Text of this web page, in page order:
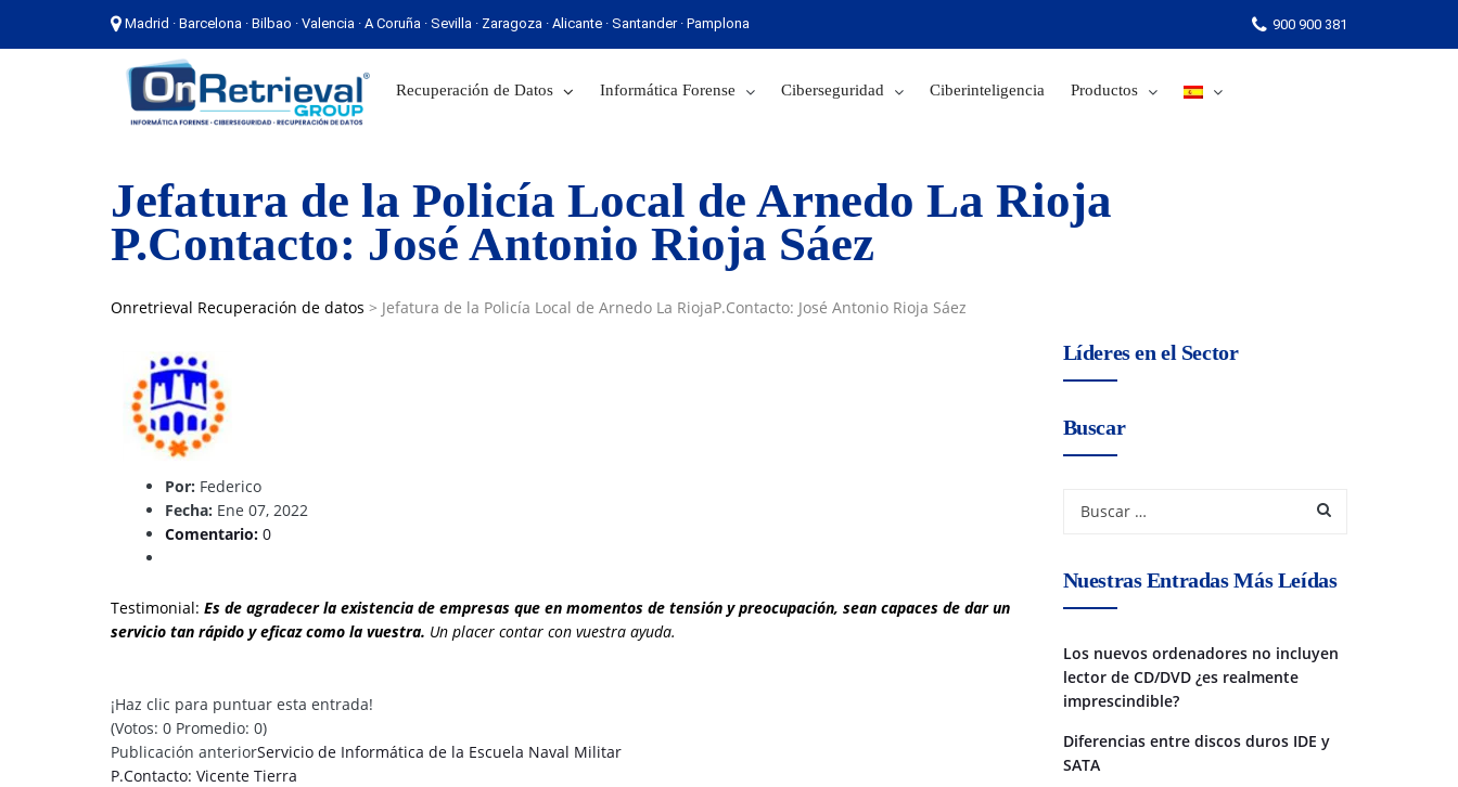
Madrid · Barcelona · Bilbao · Valencia · A Coruña · Sevilla · Zaragoza · Alicante · Santander · Pamplona 900 900 381
Recuperación de Datos Informática Forense Ciberseguridad Ciberinteligencia Productos
Madrid · Barcelona · Bilbao · Valencia · A Coruña · Sevilla · Zaragoza · Alicante · Santander · Pamplona
Jefatura de la Policía Local de Arnedo La Rioja
P.Contacto: José Antonio Rioja Sáez
Onretrieval Recuperación de datos > Jefatura de la Policía Local de Arnedo La RiojaP.Contacto: José Antonio Rioja Sáez
Por: Federico
Fecha: Ene 07, 2022
Comentario: 0
Testimonial: Es de agradecer la existencia de empresas que en momentos de tensión y preocupación, sean capaces de dar un
servicio tan rápido y eficaz como la vuestra. Un placer contar con vuestra ayuda.
¡Haz clic para puntuar esta entrada!
(Votos: 0 Promedio: 0)
Publicación anteriorServicio de Informática de la Escuela Naval Militar
P.Contacto: Vicente Tierra
Líderes en el Sector
Buscar
Nuestras Entradas Más Leídas
Los nuevos ordenadores no incluyen
lector de CD/DVD ¿es realmente
imprescindible?
Diferencias entre discos duros IDE y
SATA